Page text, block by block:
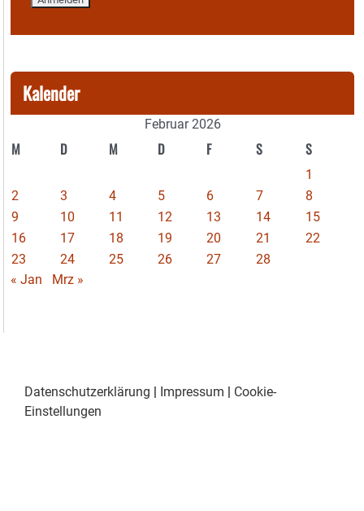
Kalender
Februar 2026
M D M D F S S
1
2
3 4 5 6 7
8
9
10 11 12 13 14
15
16
17 18 19 20 21
22
23
24 25 26 27
28
« Jan
Mrz »
Datenschutzerklärung | Impressum | Cookie-
Einstellungen